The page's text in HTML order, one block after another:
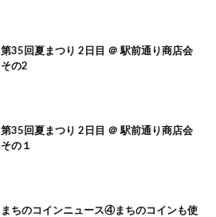
第35回夏まつり 2日目 ＠ 駅前通り商店会
その2
第35回夏まつり 2日目 ＠ 駅前通り商店会
その１
まちのコインニュース④まちのコインも使